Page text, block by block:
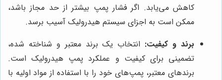
کاهش می‌یابد. اگر فشار پمپ بیشتر از حد مجاز باشد،
ممکن است به اجزای سیستم هیدرولیک آسیب برسد.
برند و کیفیت: انتخاب یک برند معتبر و شناخته شده،
تضمینی برای کیفیت و عملکرد پمپ هیدرولیک است.
برندهای معتبر، پمپ‌های خود را با استفاده از مواد اولیه با